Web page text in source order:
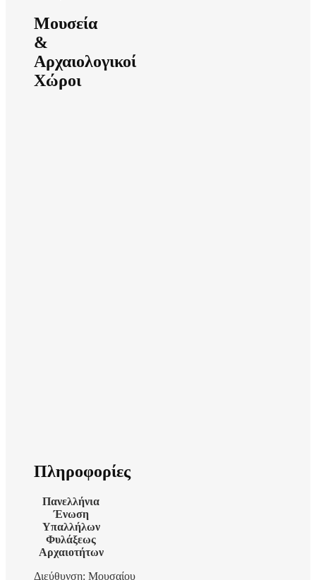
Μουσεία
&
Αρχαιολογικοί
Χώροι
Πληροφορίες
Πανελλήνια
Ένωση
Υπαλλήλων
Φυλάξεως
Αρχαιοτήτων
Διεύθυνση: Μουσαίου